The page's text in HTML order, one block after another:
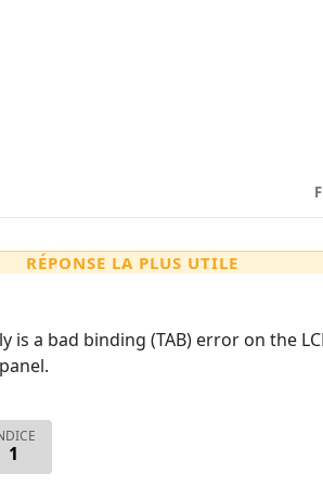
RÉPONSE LA PLUS UTILE
is a bad binding (TAB) error on the
1